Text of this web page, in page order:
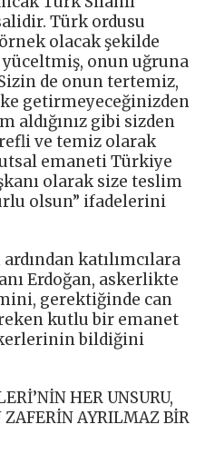
Türk ordusu
olacak şekilde
yüceltmiş, onun uğruna
de onun tertemiz,
getirmeyeceğinizden
aldığınız gibi sizden
ve temiz olarak
emaneti Türkiye
olarak size teslim
olsun” ifadelerini
katılımcılara
Erdoğan, askerlikte
gerektiğinde can
kutlu bir emanet
bildiğini
HER UNSURU,
AYRILMAZ BİR